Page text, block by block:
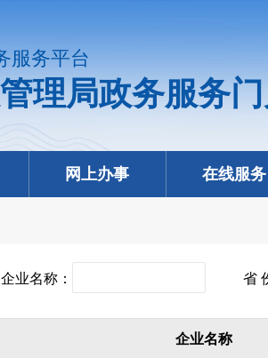
服务平台
理局政务服务
网上办事 在线服务
企业名称： 省
企业名称